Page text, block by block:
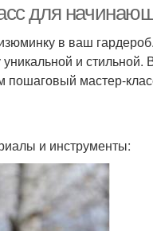
для
в ваш
и стильной.
пошаговый мастер-
и инструменты: